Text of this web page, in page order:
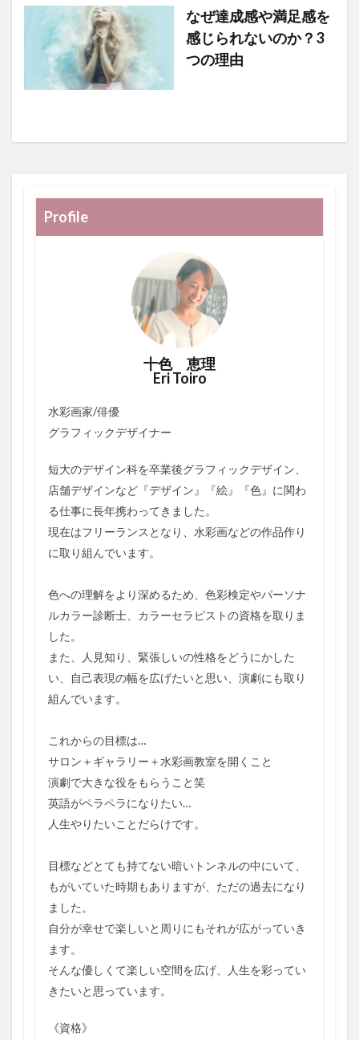
なぜ達成感や満足感を
感じられないのか？3
つの理由
Profile
十色 恵理
Eri Toiro
水彩画家/俳優
グラフィックデザイナー
短大のデザイン科を卒業後グラフィックデザイン、
店舗デザインなど『デザイン』『絵』『色』に関わ
る仕事に長年携わってきました。
現在はフリーランスとなり、水彩画などの作品作り
に取り組んでいます。
色への理解をより深めるため、色彩検定やパーソナ
ルカラー診断士、カラーセラピストの資格を取りま
した。
また、人見知り、緊張しいの性格をどうにかした
い、自己表現の幅を広げたいと思い、演劇にも取り
組んでいます。
これからの目標は…
サロン＋ギャラリー＋水彩画教室を開くこと
演劇で大きな役をもらうこと笑
英語がペラペラになりたい…
人生やりたいことだらけです。
目標などとても持てない暗いトンネルの中にいて、
もがいていた時期もありますが、ただの過去になり
ました。
自分が幸せで楽しいと周りにもそれが広がっていき
ます。
そんな優しくて楽しい空間を広げ、人生を彩ってい
きたいと思っています。
《資格》